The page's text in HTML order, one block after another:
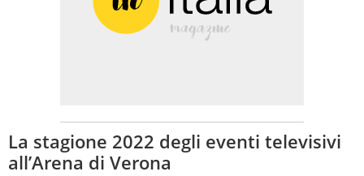
La stagione 2022 degli eventi televisivi
all’Arena di Verona